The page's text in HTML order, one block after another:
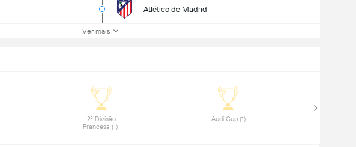
Atlético de Madrid
Ver mais
2ª Divisão
Audi Cup (1)